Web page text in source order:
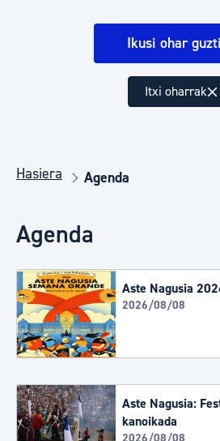
Ikusi ohar
Itxi oharrak
Hasiera Agenda
Agenda
Aste Nagusia
2026/08/08
Aste Nagusia:
kanoikada